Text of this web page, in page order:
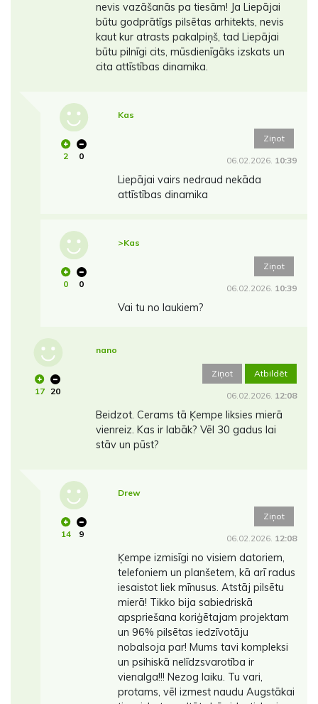
nevis vazāšanās pa tiesām! Ja Liepājai
būtu godprātīgs pilsētas arhitekts, nevis
kaut kur atrasts pakalpiņš, tad Liepājai
būtu pilnīgi cits, mūsdienīgāks izskats un
cita attīstības dinamika.
2 0
Kas
Ziņot
06.02.2026. 10:39
Liepājai vairs nedraud nekāda
attīstības dinamika
0 0
>Kas
Ziņot
06.02.2026. 10:39
Vai tu no laukiem?
17 20
nano
Ziņot Atbildēt
06.02.2026. 12:08
Beidzot. Cerams tā Ķempe liksies mierā
vienreiz. Kas ir labāk? Vēl 30 gadus lai
stāv un pūst?
14 9
Drew
Ziņot
06.02.2026. 12:08
Ķempe izmisīgi no visiem datoriem,
telefoniem un planšetem, kā arī radus
iesaistot liek mīnusus. Atstāj pilsētu
mierā! Tikko bija sabiedriskā
apspriešana koriģētajam projektam
un 96% pilsētas iedzīvotāju
nobalsoja par! Mums tavi kompleksi
un psihiskā nelīdzsvarotība ir
vienalga!!! Nezog laiku. Tu vari,
protams, vēl izmest naudu Augstākai